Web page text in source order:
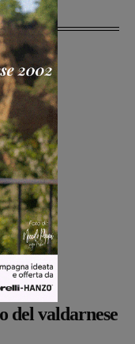
in
valdarnese